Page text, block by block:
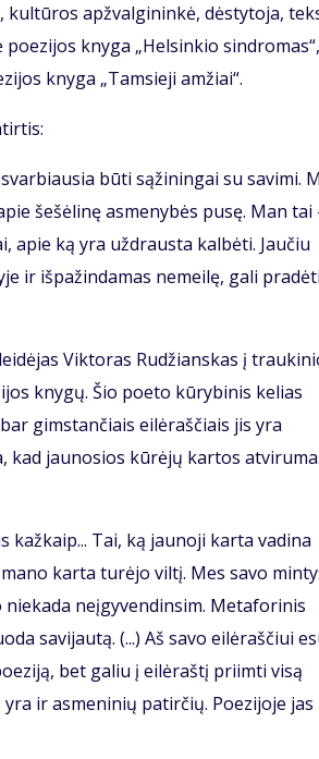
apžvalgininkė, dėstytoja,
knyga „Helsinkio
knyga „Tamsieji amžiai“.
būti sąžiningai su savimi.
šešėlinę asmenybės pusę. Man tai
apie ką yra uždrausta kalbėti. Jaučiu
ir išpažindamas nemeilę, gali
Viktoras Rudžianskas į
knygų. Šio poeto kūrybinis kelias
gimstančiais eilėraščiais jis yra
kad jaunosios kūrėjų kartos
Tai, ką jaunoji karta vadina
karta turėjo viltį. Mes savo
neįgyvendinsim. Metaforinis
savijautą. (...) Aš savo eilėraščiui
bet galiu į eilėraštį priimti visą
ir asmeninių patirčių. Poezijoje jas